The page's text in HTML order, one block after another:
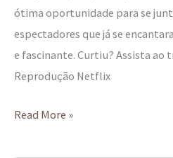
ótima oportunidade para se
espectadores que já se
e fascinante. Curtiu? Assista ao
Reprodução Netflix
Read More »